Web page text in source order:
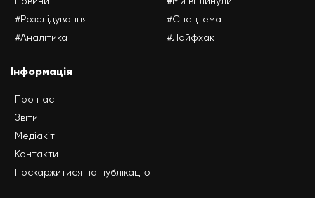
#Розслідування
#Аналітика
#Спецтема
#Лайфхак
Інформація
Про нас
Звіти
Медіакіт
Контакти
Поскаржитися на публікацію